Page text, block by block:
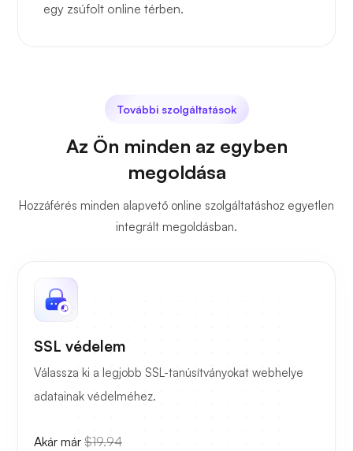
egy zsúfolt online térben.
További szolgáltatások
Az Ön minden az egyben
megoldása
Hozzáférés minden alapvető online szolgáltatáshoz egyetlen
integrált megoldásban.
SSL védelem
Válassza ki a legjobb SSL-tanúsítványokat webhelye
adatainak védelméhez.
Akár már $19.94